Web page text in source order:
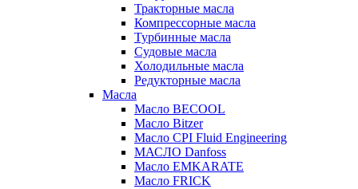
Тракторные масла
Компрессорные масла
Турбинные масла
Судовые масла
Холодильные масла
Редукторные масла
Масла
Масло BECOOL
Масло Bitzer
Масло CPI Fluid Engineering
МАСЛО Danfoss
Масло EMKARATE
Масло FRICK